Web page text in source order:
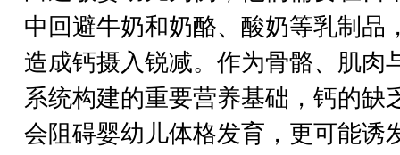
中回避牛奶和奶酪、酸奶等乳制品
造成钙摄入锐减。作为骨骼、肌肉
系统构建的重要营养基础，钙的缺
会阻碍婴幼儿体格发育，更可能诱